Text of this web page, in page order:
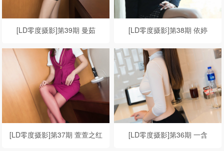
[LD零度摄影]第39期 曼茹 [LD零度摄影]第38期 依婷
[LD零度摄影]第37期 萱萱之红
[LD零度摄影]第36期 一含